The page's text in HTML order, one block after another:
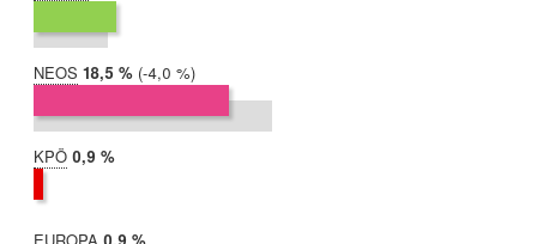
2014:
7,0 %
NEOS 2019:
18,5 %
2014:
22,5 %
Differenz:
-4,0 %
KPÖ 2019:
0,9 %